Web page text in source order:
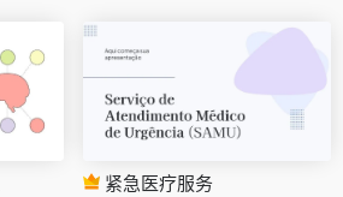
紧急医疗服务